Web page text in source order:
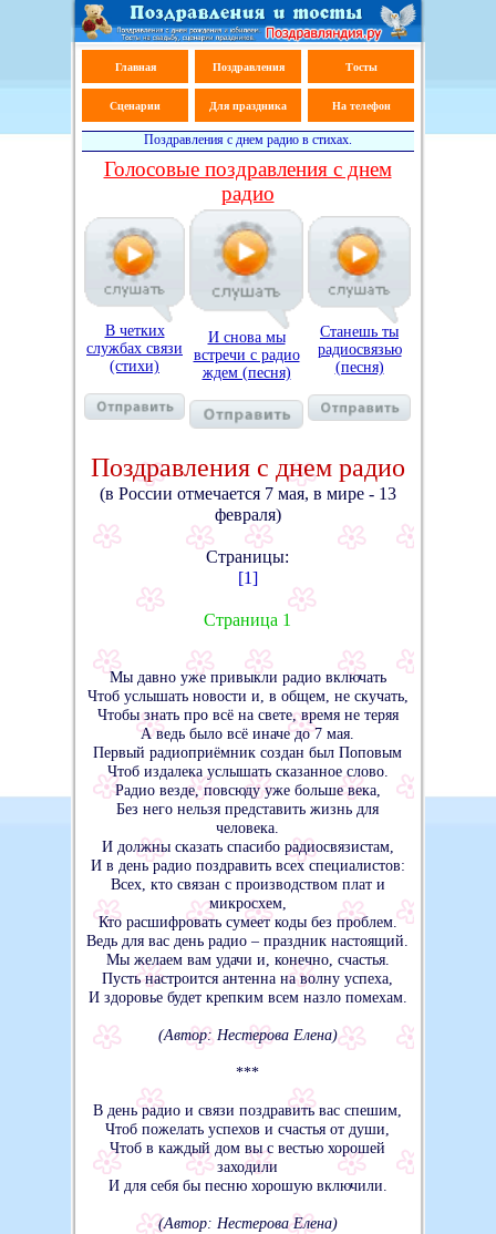
Главная Поздравления Тосты
Сценарии Для праздника На телефон
Поздравления с днем радио в стихах.
Голосовые поздравления с днем
радио
В четких
службах связи
(стихи)
И снова мы
встречи с радио
ждем (песня)
Станешь ты
радиосвязью
(песня)
Поздравления с днем радио
(в России отмечается 7 мая, в мире - 13
февраля)
Страницы:
[1]
Страница 1
Мы давно уже привыкли радио включать
Чтоб услышать новости и, в общем, не скучать,
Чтобы знать про всё на свете, время не теряя
А ведь было всё иначе до 7 мая.
Первый радиоприёмник создан был Поповым
Чтоб издалека услышать сказанное слово.
Радио везде, повсюду уже больше века,
Без него нельзя представить жизнь для
человека.
И должны сказать спасибо радиосвязистам,
И в день радио поздравить всех специалистов:
Всех, кто связан с производством плат и
микросхем,
Кто расшифровать сумеет коды без проблем.
Ведь для вас день радио – праздник настоящий.
Мы желаем вам удачи и, конечно, счастья.
Пусть настроится антенна на волну успеха,
И здоровье будет крепким всем назло помехам.
(Автор: Нестерова Елена)
***
В день радио и связи поздравить вас спешим,
Чтоб пожелать успехов и счастья от души,
Чтоб в каждый дом вы с вестью хорошей
заходили
И для себя бы песню хорошую включили.
(Автор: Нестерова Елена)